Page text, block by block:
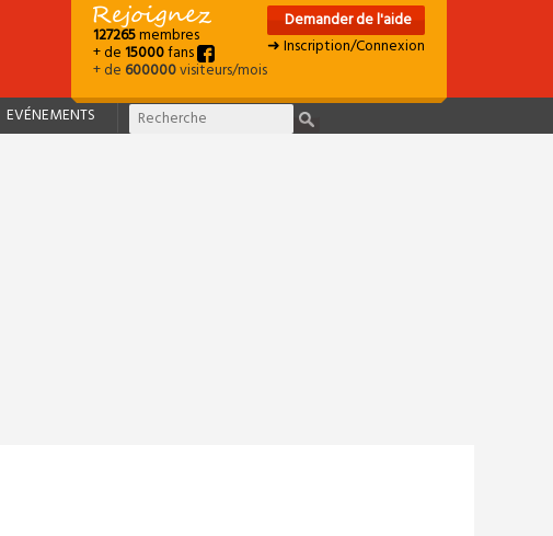
127265membres
+ de15000fans
+ de600000visiteurs/mois
Demander de l'aide
➜ Inscription/Connexion
EVÉNEMENTS